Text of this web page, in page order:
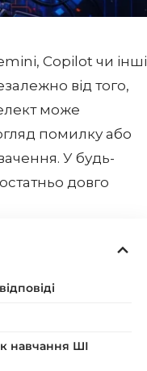
Copilot чи інші
від того,
може
помилку або
У будь-
довго
навчання ШІ